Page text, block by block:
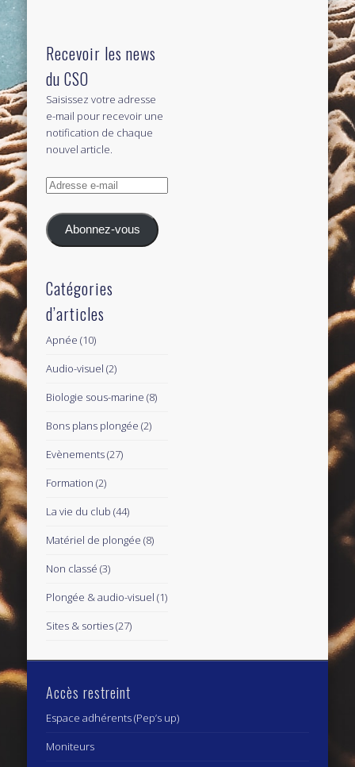
Recevoir les news
du CSO
Saisissez votre adresse
e-mail pour recevoir une
notification de chaque
nouvel article.
Adresse
mail
Abonnez-vous
Catégories
d’articles
Apnée (10)
Audio-visuel (2)
Biologie sous-marine (8)
Bons plans plongée (2)
Evènements(27)
Formation (2)
La vie du club (44)
Matériel de plongée (8)
Non classé (3)
Plongée & audio-visuel (1)
Sites & sorties(27)
Accès restreint
Espace adhérents (Pep’s up)
Moniteurs